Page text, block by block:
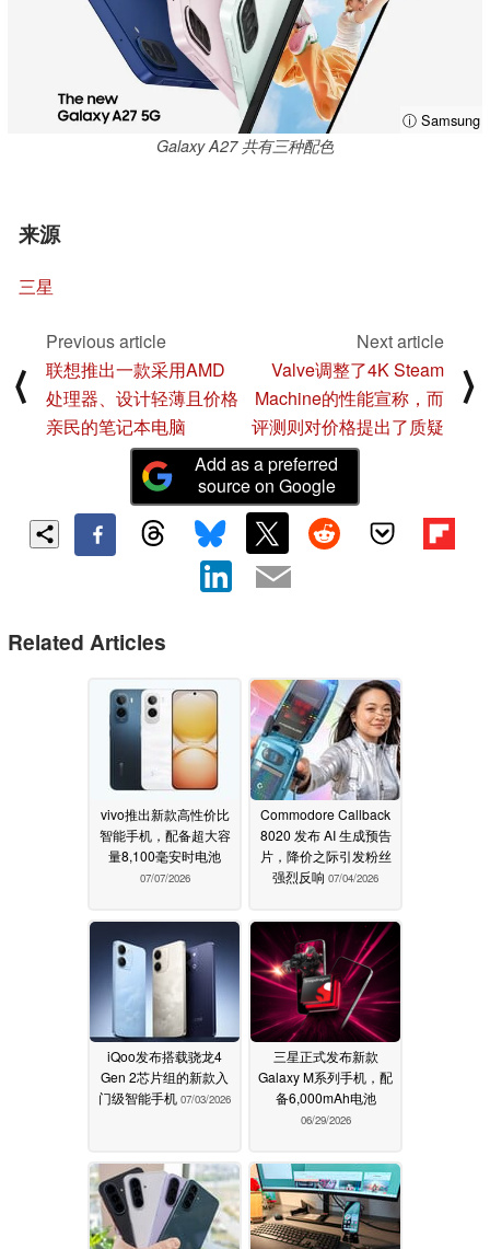
ⓘ Samsung
Galaxy A27 共有三种配色
来源
三星
⟨
Previous article
联想推出一款采用AMD
处理器、设计轻薄且价格
亲民的笔记本电脑
Next article
Valve调整了4K Steam
Machine的性能宣称，而
评测则对价格提出了质疑
⟩
Add as a preferred
source on Google
Related Articles
vivo推出新款高性价比
智能手机，配备超大容
量8,100毫安时电池
07/07/2026
Commodore Callback
8020 发布 AI 生成预告
片，降价之际引发粉丝
强烈反响 07/04/2026
iQoo发布搭载骁龙4
Gen 2芯片组的新款入
门级智能手机 07/03/2026
三星正式发布新款
Galaxy M系列手机，配
备6,000mAh电池
06/29/2026